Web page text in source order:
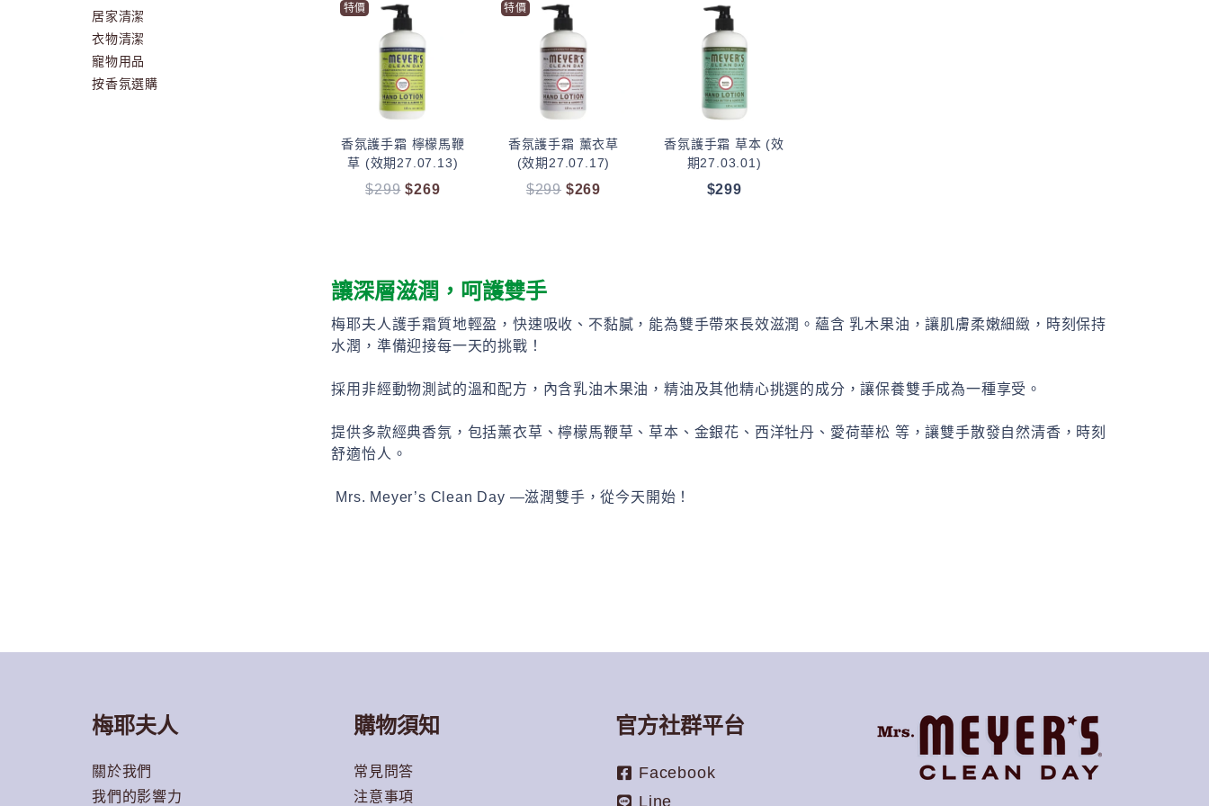
居家清潔
衣物清潔
寵物用品
按香氛選購
特價
香氛護手霜 檸檬馬鞭
草 (效期27.07.13)
$299 原
$269目
特價
香氛護手霜 薰衣草
(效期27.07.17)
$299 原
$269
香氛護手霜 草本 (效
期27.03.01)
$299
讓深層滋潤，呵護雙手
梅耶夫人護手霜質地輕盈，快速吸收、不黏膩，能為雙手帶來長效滋潤。蘊含 乳木果油，讓肌膚柔嫩細緻，時刻保持
水潤，準備迎接每一天的挑戰！
採用非經動物測試的溫和配方，內含乳油木果油，精油及其他精心挑選的成分，讓保養雙手成為一種享受。
提供多款經典香氛，包括薰衣草、檸檬馬鞭草、草本、金銀花、西洋牡丹、愛荷華松 等，讓雙手散發自然清香，時刻
舒適怡人。
Mrs. Meyer’s Clean Day —滋潤雙手，從今天開始！
梅耶夫人
關於我們
我們的影響力
購物須知
常見問答
注意事項
官方社群平台
Facebook
Line